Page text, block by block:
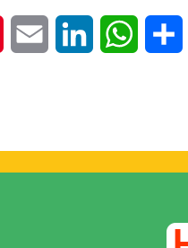
Pinterest Email LinkedIn